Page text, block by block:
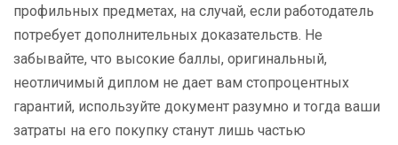
профильных предметах, на случай, если работодатель
потребует дополнительных доказательств. Не
забывайте, что высокие баллы, оригинальный,
неотличимый диплом не дает вам стопроцентных
гарантий, используйте документ разумно и тогда ваши
затраты на его покупку станут лишь частью